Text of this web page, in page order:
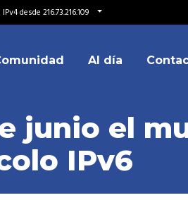
desde 216.73.216.109
Al día
junio el
IPv6